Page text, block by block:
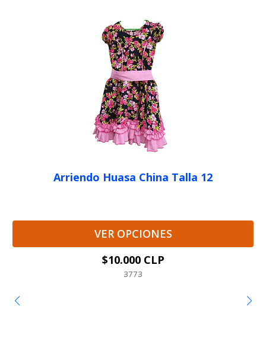
Arriendo Huasa China Talla 12
VER OPCIONES
$10.000 CLP
3773